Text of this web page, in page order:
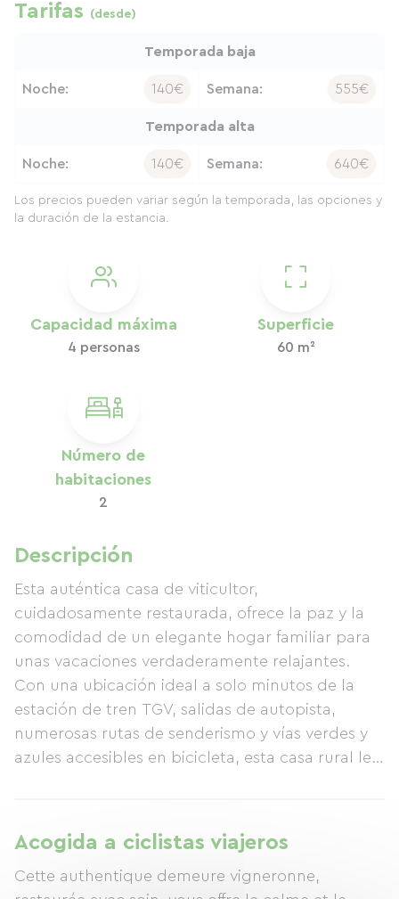
Capacidad máxima
4 personas
Superficie
60 m²
Número de
habitaciones
2
Descripción
Esta auténtica casa de viticultor,
cuidadosamente restaurada, ofrece la paz y la
comodidad de un elegante hogar familiar para
unas vacaciones verdaderamente relajantes.
Con una ubicación ideal a solo minutos de la
estación de tren TGV, salidas de autopista,
numerosas rutas de senderismo y vías verdes y
azules accesibles en bicicleta, esta casa rural le
está adosada a la casa de los propietarios
(completamente independiente) y linda con un
pequeño local comercial sin causar molestias.
Acogida a ciclistas viajeros
Cette authentique demeure vigneronne,
Tarifas (desde)
Temporada baja
Noche: 140€ Semana: 555€
Temporada alta
Noche: 140€ Semana: 640€
Los precios pueden variar según la temporada, las opciones y
la duración de la estancia.